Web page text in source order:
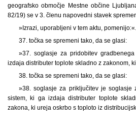
geografsko območje Mestne občine
82/19) se v 3. členu napovedni stavek
»Izrazi, uporabljeni v tem aktu, pomenijo:«.
37. točka se spremeni tako, da se glasi:
»37. soglasje za pridobitev
izdaja distributer toplote skladno z zakonom,
38. točka se spremeni tako, da se glasi:
»38. soglasje za priključitev je soglasje
sistem, ki ga izdaja distributer toplote
zakona, ki ureja oskrbo s toploto iz